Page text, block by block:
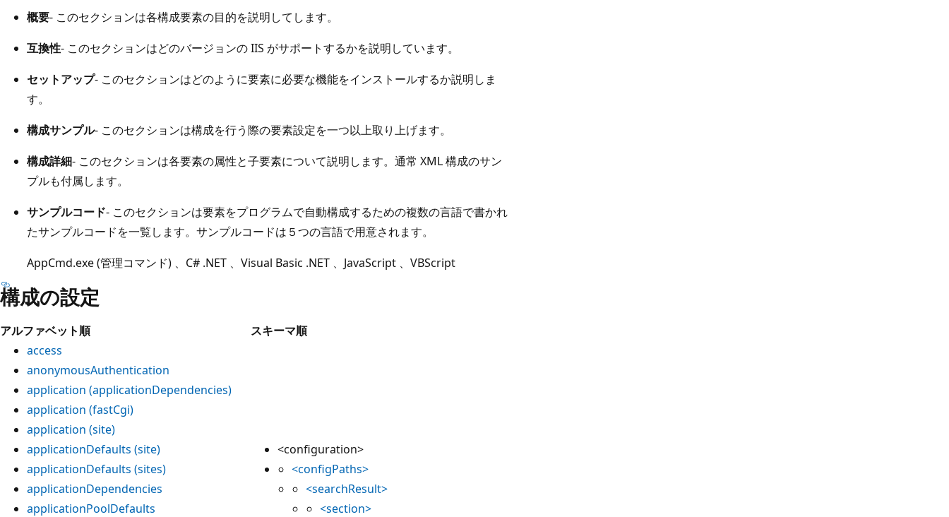
概要- このセクションは各構成要素の目的を説明してします。
互換性- このセクションはどのバージョンの IIS がサポートするかを説明しています。
セットアップ- このセクションはどのように要素に必要な機能をインストールするか説明しま
す。
構成サンプル- このセクションは構成を行う際の要素設定を一つ以上取り上げます。
構成詳細- このセクションは各要素の属性と子要素について説明します。通常 XML 構成のサン
プルも付属します。
サンプルコード- このセクションは要素をプログラムで自動構成するための複数の言語で書かれ
たサンプルコードを一覧します。サンプルコードは５つの言語で用意されます。
AppCmd.exe (管理コマンド) 、C# .NET 、Visual Basic .NET 、JavaScript 、VBScript
構成の設定
アルファベット順
スキーマ順
access
anonymousAuthentication
application (applicationDependencies)
application (fastCgi)
application (site)
applicationDefaults (site)
applicationDefaults (sites)
applicationDependencies
applicationPoolDefaults
<configuration>
<configPaths>
<searchResult>
<section>